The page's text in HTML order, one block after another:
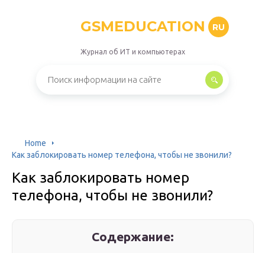
GSMEDUCATION RU
Журнал об ИТ и компьютерах
Home
Как заблокировать номер телефона, чтобы не звонили?
Как заблокировать номер
телефона, чтобы не звонили?
Содержание: